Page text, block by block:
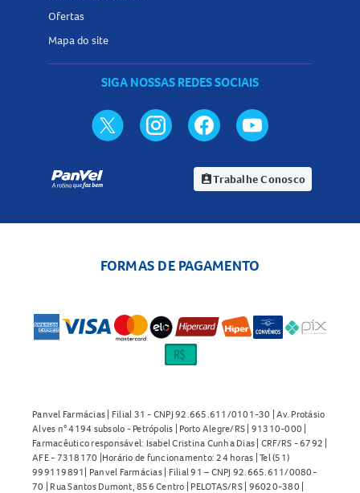
Ofertas
Mapa do site
SIGA NOSSAS REDES SOCIAIS
assignment_indTrabalhe Conosco
FORMAS DE PAGAMENTO
Panvel Farmácias | Filial 31 - CNPJ 92.665.611/0101-30 | Av. Protásio
Alves n° 4194 subsolo - Petrópolis | Porto Alegre/RS | 91310-000 |
Farmacêutico responsável: Isabel Cristina Cunha Dias | CRF/RS - 6792 |
AFE - 7318170 |Horário de funcionamento: 24 horas | Tel (51)
999119891| Panvel Farmácias | Filial 91 – CNPJ 92.665.611/0080-
70 | Rua Santos Dumont, 856 Centro | PELOTAS/RS | 96020-380 |